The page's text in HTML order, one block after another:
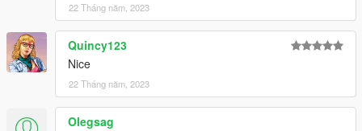
22 Tháng năm, 2023
Quincy123
Nice
22 Tháng năm, 2023
Olegsag